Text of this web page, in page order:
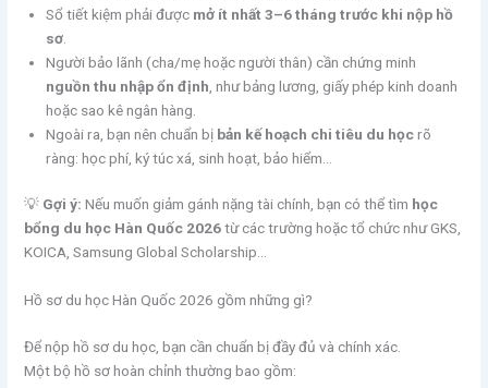
Sổ tiết kiệm phải được mở ít nhất 3–6 tháng trước khi nộp hồ
sơ
Người bảo lãnh (cha/mẹ hoặc người thân) cần chứng minh
nguồn thu nhập ổn định , như bảng lương, giấy phép kinh doanh
hoặc sao kê ngân hàng.
Ngoài ra, bạn nên chuẩn bị bản kế hoạch chi tiêu du họcrõ
ràng: học phí, ký túc xá, sinh hoạt, bảo hiểm…
💡 Gợi ý: Nếu muốn giảm gánh nặng tài chính, bạn có thể tìm học
bổng du học Hàn Quốc 2026từ các trường hoặc tổ chức như GKS,
KOICA, Samsung Global Scholarship…
Hồ sơ du học Hàn Quốc 2026 gồm những gì?
Để nộp hồ sơ du học, bạn cần chuẩn bị đầy đủ và chính xác.
Một bộ hồ sơ hoàn chỉnh thường bao gồm: